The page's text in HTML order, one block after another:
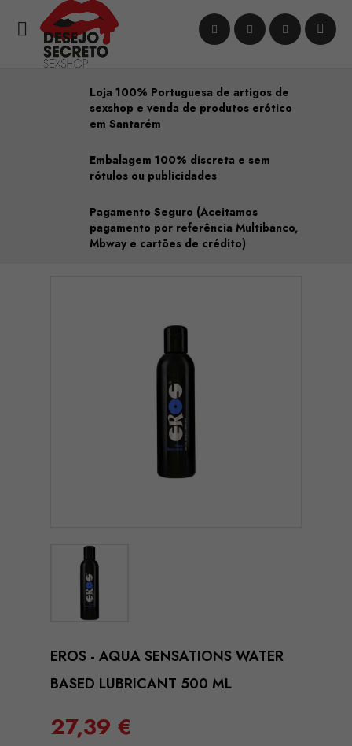

Loja 100% Portuguesa de artigos de
sexshop e venda de produtos erótico
em Santarém
Embalagem 100% discreta e sem
rótulos ou publicidades
Pagamento Seguro (Aceitamos
pagamento por referência Multibanco,
Mbway e cartões de crédito)
EROS - AQUA SENSATIONS WATER
BASED LUBRICANT 500 ML
27,39 €